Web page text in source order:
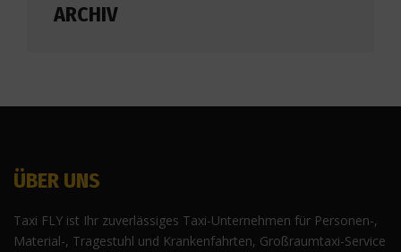
ARCHIV
ÜBER UNS
Taxi FLY ist Ihr zuverlässiges Taxi-Unternehmen für Personen-,
Material-, Tragestuhl und Krankenfahrten, Großraumtaxi-Service